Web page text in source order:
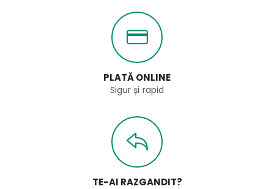
PLATĂ ONLINE
Sigur și rapid
TE-AI RAZGANDIT?